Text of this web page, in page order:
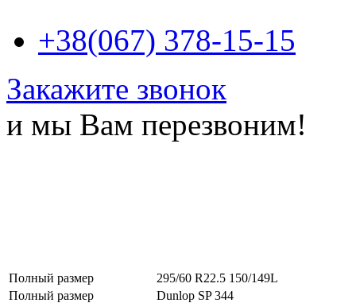
+38(067) 378-15-15
Закажите звонок
и мы Вам перезвоним!
Полный размер
295/60 R22.5 150/149L
Полный размер
Dunlop SP 344